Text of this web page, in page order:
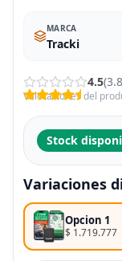
MARCA
Tracki
4.5
Valoraciones del
Stock
Variaciones
Opcion 1
$ 1.719.777